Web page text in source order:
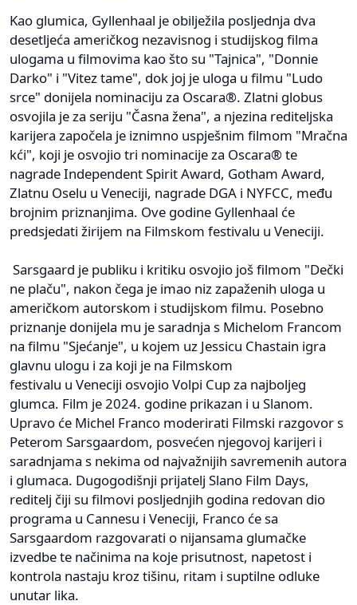
Kao glumica, Gyllenhaal je obilježila posljednja dva
desetljeća američkog nezavisnog i studijskog filma
ulogama u filmovima kao što su "Tajnica", "Donnie
Darko" i "Vitez tame", dok joj je uloga u filmu "Ludo
srce" donijela nominaciju za Oscara®. Zlatni globus
osvojila je za seriju "Časna žena", a njezina rediteljska
karijera započela je iznimno uspješnim filmom "Mračna
kći", koji je osvojio tri nominacije za Oscara® te
nagrade Independent Spirit Award, Gotham Award,
Zlatnu Oselu u Veneciji, nagrade DGA i NYFCC, među
brojnim priznanjima. Ove godine Gyllenhaal će
predsjedati žirijem na Filmskom festivalu u Veneciji.
Sarsgaard je publiku i kritiku osvojio još filmom "Dečki
ne plaču", nakon čega je imao niz zapaženih uloga u
američkom autorskom i studijskom filmu. Posebno
priznanje donijela mu je saradnja s Michelom Francom
na filmu "Sjećanje", u kojem uz Jessicu Chastain igra
glavnu ulogu i za koji je na Filmskom
festivalu u Veneciji osvojio Volpi Cup za najboljeg
glumca. Film je 2024. godine prikazan i u Slanom.
Upravo će Michel Franco moderirati Filmski razgovor s
Peterom Sarsgaardom, posvećen njegovoj karijeri i
saradnjama s nekima od najvažnijih savremenih autora
i glumaca. Dugogodišnji prijatelj Slano Film Days,
reditelj čiji su filmovi posljednjih godina redovan dio
programa u Cannesu i Veneciji, Franco će sa
Sarsgaardom razgovarati o nijansama glumačke
izvedbe te načinima na koje prisutnost, napetost i
kontrola nastaju kroz tišinu, ritam i suptilne odluke
unutar lika.